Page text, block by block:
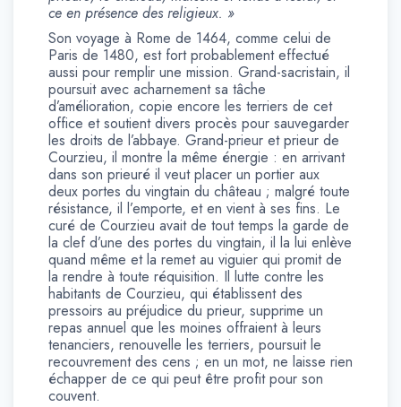
ce en présence des religieux. »
Son voyage à Rome de 1464, comme celui de
Paris de 1480, est fort probablement effectué
aussi pour remplir une mission. Grand-sacristain, il
poursuit avec acharnement sa tâche
d’amélioration, copie encore les terriers de cet
office et soutient divers procès pour sauvegarder
les droits de l’abbaye. Grand-prieur et prieur de
Courzieu, il montre la même énergie : en arrivant
dans son prieuré il veut placer un portier aux
deux portes du vingtain du château ; malgré toute
résistance, il l’emporte, et en vient à ses fins. Le
curé de Courzieu avait de tout temps la garde de
la clef d’une des portes du vingtain, il la lui enlève
quand même et la remet au viguier qui promit de
la rendre à toute réquisition. Il lutte contre les
habitants de Courzieu, qui établissent des
pressoirs au préjudice du prieur, supprime un
repas annuel que les moines offraient à leurs
tenanciers, renouvelle les terriers, poursuit le
recouvrement des cens ; en un mot, ne laisse rien
échapper de ce qui peut être profit pour son
couvent.